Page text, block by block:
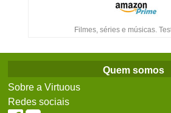
Filmes, séries e músicas.
Quem somos
Sobre a Virtuous
Redes sociais